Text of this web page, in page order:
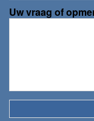
Uw vraag of